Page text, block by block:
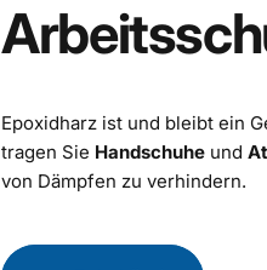
Epoxidharz ist und bleibt ein
tragen Sie Handschuhe und
von Dämpfen zu verhindern.